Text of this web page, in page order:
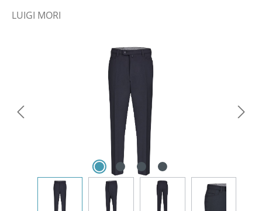
LUIGI MORI
Bildergalerie überspringen